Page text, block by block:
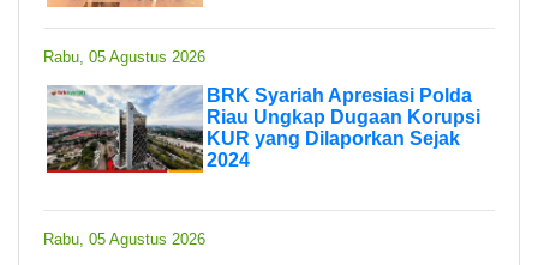
Rabu, 05 Agustus 2026
BRK Syariah Apresiasi Polda
Riau Ungkap Dugaan Korupsi
KUR yang Dilaporkan Sejak
2024
Rabu, 05 Agustus 2026